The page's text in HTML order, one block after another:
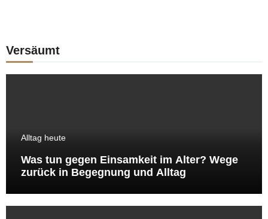
Versäumt
Alltag heute
Was tun gegen Einsamkeit im Alter? Wege
zurück in Begegnung und Alltag